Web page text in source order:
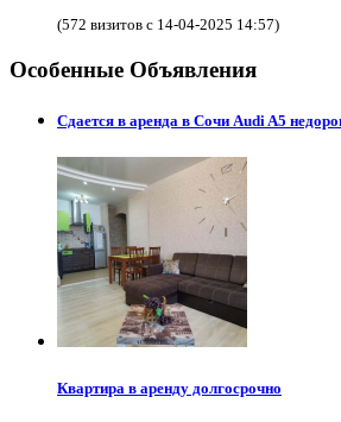
(572 визитов с 14-04-2025 14:57)
Особенные Объявления
Сдается в аренда в Сочи Audi A5
Квартира в аренду долгосрочно